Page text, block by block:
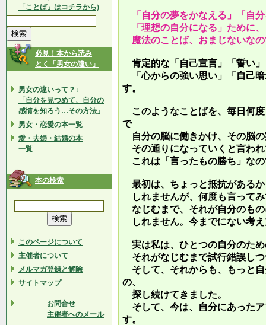
「ことば」はコチラから)
必見！本から読み
とく「男女の違い」
男女の違いって？↓
「自分を見つめて、自分の
感情を知ろう…その方法」
男女・恋愛の本一覧
愛・夫婦・結婚の本
一覧
本の検索
このページについて
主催者について
メルマガ登録と解除
サイトマップ
お問合せ
主催者へのメール
「自分の夢をかなえる」「自
「理想の自分になる」ために
魔法のことば、おまじないな
肯定的な「自己宣言」「誓い
「心からの強い思い」「自己
す。
このようなことばを、毎日何
で
自分の脳に働きかけ、その脳
その通りになっていくと言わ
これは「言ったもの勝ち」な
最初は、ちょっと抵抗がある
しれませんが、何度も言って
なじむまで、それが自分のも
しれません。今までにない考
実は私は、ひとつの自分のた
それがなじむまで試行錯誤し
そして、それからも、もっと
の、
探し続けてきました。
そして、今は、自分にあった
す。